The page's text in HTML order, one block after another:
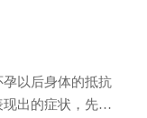
发作，还可能会
以后身体的抵抗
出的症状，先要